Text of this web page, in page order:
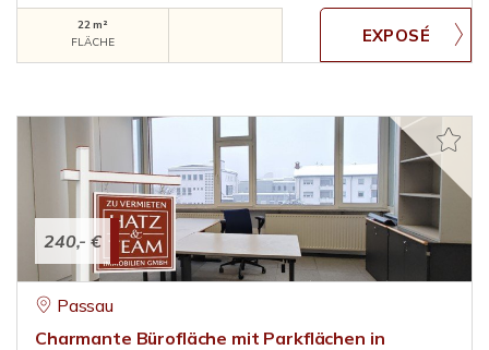
22 m²
FLÄCHE
240,- €
Passau
Charmante Bürofläche mit Parkflächen in